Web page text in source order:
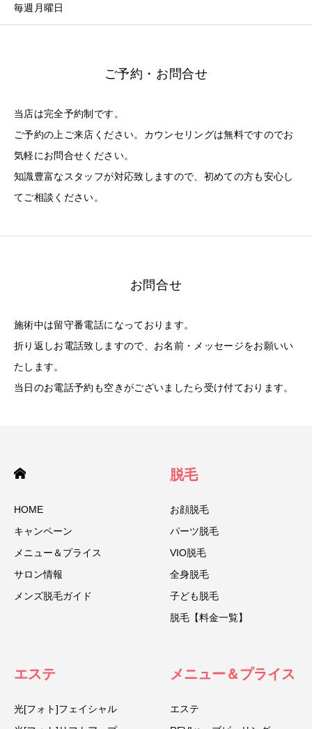
毎週月曜日
ご予約・お問合せ
当店は完全予約制です。
ご予約の上ご来店ください。カウンセリングは無料ですのでお
気軽にお問合せください。
知識豊富なスタッフが対応致しますので、初めての方も安心し
てご相談ください。
お問合せ
施術中は留守番電話になっております。
折り返しお電話致しますので、お名前・メッセージをお願いい
たします。
当日のお電話予約も空きがございましたら受け付ております。
HOME
キャンペーン
メニュー＆プライス
サロン情報
メンズ脱毛ガイド
脱毛
お顔脱毛
パーツ脱毛
VIO脱毛
全身脱毛
子ども脱毛
脱毛【料金一覧】
エステ
光[フォト]フェイシャル
メニュー＆プライス
エステ